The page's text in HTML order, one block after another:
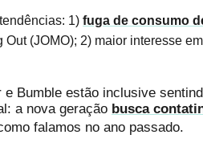
1) fuga de consumo
Out (JOMO); 2) maior interesse
e Bumble estão inclusive
a nova geração busca
falamos no ano passado.